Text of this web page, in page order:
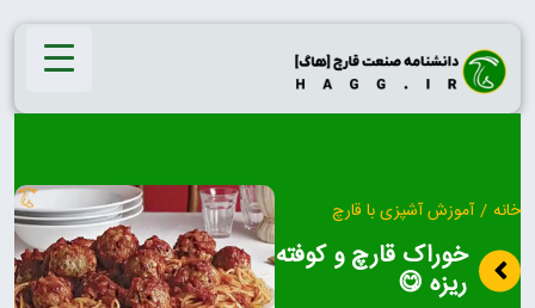
Skip
content
خانه / آموزش آشپزی با قارچ
خوراک قارچ و کوفته
ریزه 😋